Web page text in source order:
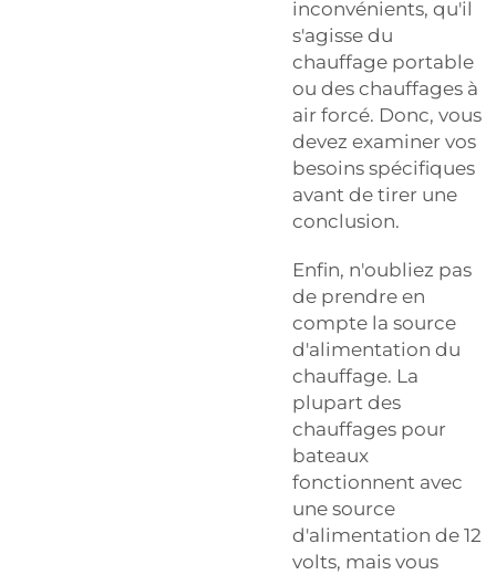
inconvénients, qu'il
s'agisse du
chauffage portable
ou des chauffages à
air forcé. Donc, vous
devez examiner vos
besoins spécifiques
avant de tirer une
conclusion.
Enfin, n'oubliez pas
de prendre en
compte la source
d'alimentation du
chauffage. La
plupart des
chauffages pour
bateaux
fonctionnent avec
une source
d'alimentation de 12
volts, mais vous